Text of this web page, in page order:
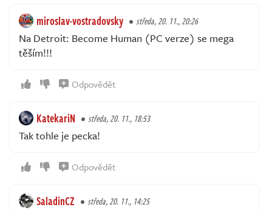
miroslav-vostradovsky středa, 20. 11., 20:26
Na Detroit: Become Human (PC verze) se mega
těším!!!
Odpovědět
KatekariN středa, 20. 11., 18:53
Tak tohle je pecka!
Odpovědět
SaladinCZ středa, 20. 11., 14:25